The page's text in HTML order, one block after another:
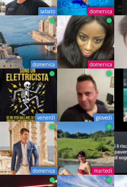
sabato domenica
domenica domenica
venerdì giovedì
domenica martedì